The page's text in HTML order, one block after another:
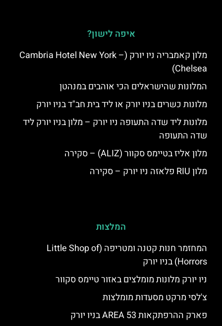
איפה לישון?
מלון קאמבריה ניו יורק (Cambria Hotel New York –
Chelsea)
המלונות שהישראלים הכי אוהבים במנהטן
מלונות כשרים בניו יורק או ליד בית חב"ד בניו יורק
מלונות ליד שדה התעופה ניו יורק – מלון בניו יורק ליד
שדה התעופה
מלון אליז בטיימס סקוור (ALIZ) – סקירה
מלון RIU פלאזה ניו יורק – סקירה
המלצות
המחזמר חנות קטנה ומטריפה (Little Shop of
Horrors) בניו יורק
ניו יורק מלונות מומלצים באזור טיימס סקוור
צ'לסי מרקט מסעדות מומלצות
פארק ההרפתקאות AREA 53 בניו יורק